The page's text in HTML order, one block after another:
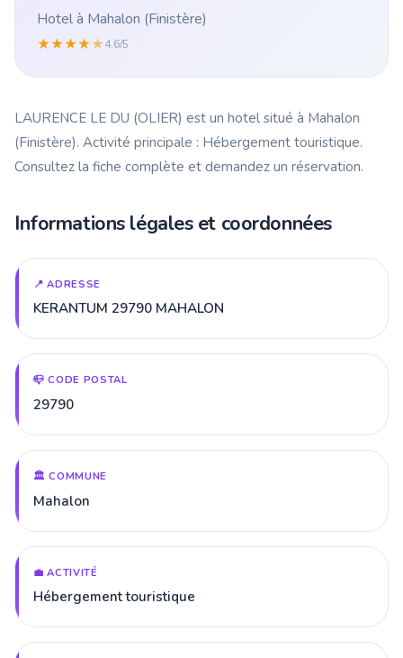
Hotel à Mahalon (Finistère)
★★★★★4.6/5
LAURENCE LE DU (OLIER) est un hotel situé à Mahalon
(Finistère). Activité principale : Hébergement touristique.
Consultez la fiche complète et demandez un réservation.
Informations légales et coordonnées
📍 ADRESSE
KERANTUM 29790 MAHALON
📪 CODE POSTAL
29790
🏛️ COMMUNE
Mahalon
💼 ACTIVITÉ
Hébergement touristique